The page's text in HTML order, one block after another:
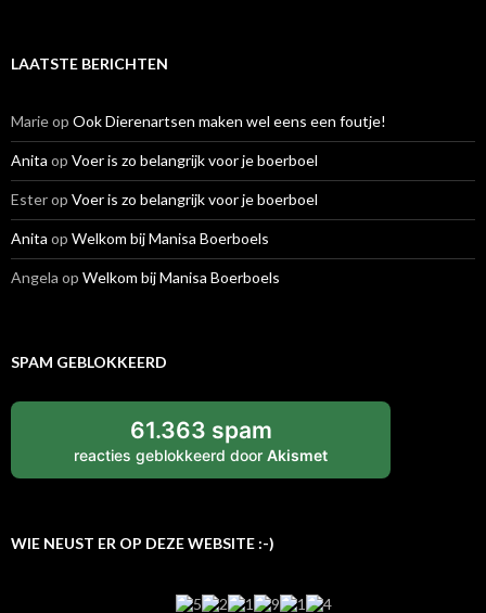
LAATSTE BERICHTEN
Marieop Ook Dierenartsen maken wel eens een foutje!
Anita op Voer is zo belangrijk voor je boerboel
Esterop Voer is zo belangrijk voor je boerboel
Anita op Welkom bij Manisa Boerboels
Angela op Welkom bij Manisa Boerboels
SPAM GEBLOKKEERD
61.363 spam
reacties geblokkeerd door Akismet
WIE NEUST ER OP DEZE WEBSITE :-)